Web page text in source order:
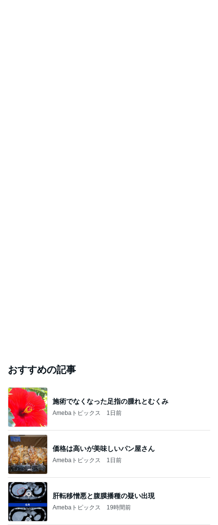
おすすめの記事
施術でなくなった足指の腫れとむくみ
Amebaトピックス 1日前
価格は高いが美味しいパン屋さん
Amebaトピックス 1日前
肝転移憎悪と腹膜播種の疑い出現
Amebaトピックス 19時間前